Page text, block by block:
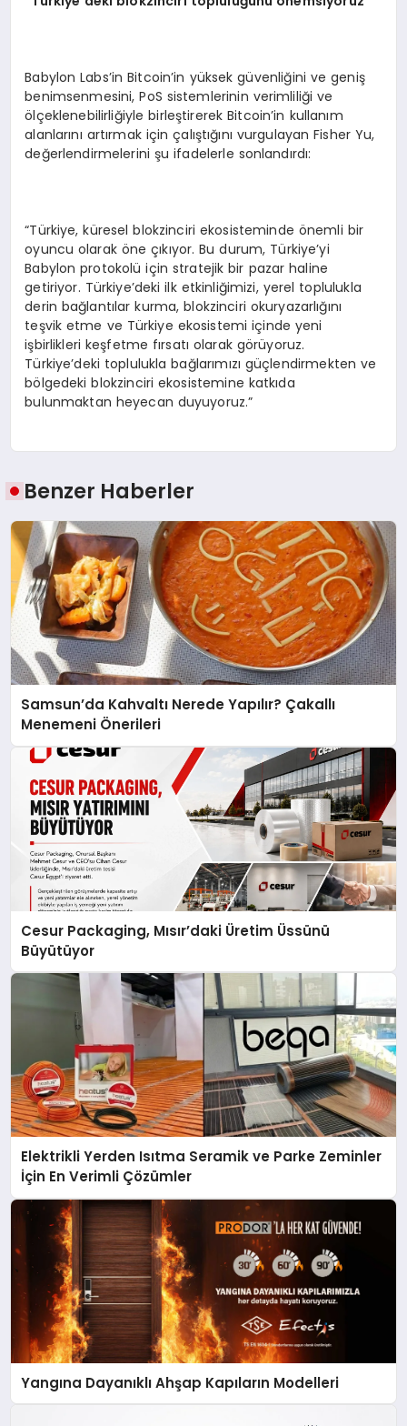
Babylon Labs’in Bitcoin’in yüksek güvenliğini ve geniş
benimsenmesini, PoS sistemlerinin verimliliği ve
ölçeklenebilirliğiyle birleştirerek Bitcoin’in kullanım
alanlarını artırmak için çalıştığını vurgulayan Fisher Yu,
değerlendirmelerini şu ifadelerle sonlandırdı:
“Türkiye, küresel blokzinciri ekosisteminde önemli bir
oyuncu olarak öne çıkıyor. Bu durum, Türkiye’yi
Babylon protokolü için stratejik bir pazar haline
getiriyor. Türkiye’deki ilk etkinliğimizi, yerel toplulukla
derin bağlantılar kurma, blokzinciri okuryazarlığını
teşvik etme ve Türkiye ekosistemi içinde yeni
işbirlikleri keşfetme fırsatı olarak görüyoruz.
Türkiye’deki toplulukla bağlarımızı güçlendirmekten ve
bölgedeki blokzinciri ekosistemine katkıda
bulunmaktan heyecan duyuyoruz.”
Benzer Haberler
Samsun’da Kahvaltı Nerede Yapılır? Çakallı
Menemeni Önerileri
Cesur Packaging, Mısır’daki Üretim Üssünü
Büyütüyor
Elektrikli Yerden Isıtma Seramik ve Parke Zeminler
İçin En Verimli Çözümler
Yangına Dayanıklı Ahşap Kapıların Modelleri